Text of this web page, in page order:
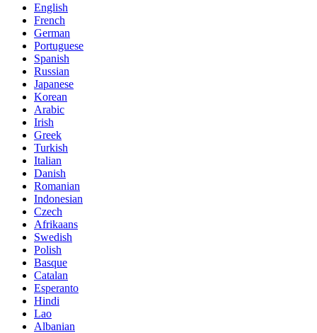
English
French
German
Portuguese
Spanish
Russian
Japanese
Korean
Arabic
Irish
Greek
Turkish
Italian
Danish
Romanian
Indonesian
Czech
Afrikaans
Swedish
Polish
Basque
Catalan
Esperanto
Hindi
Lao
Albanian